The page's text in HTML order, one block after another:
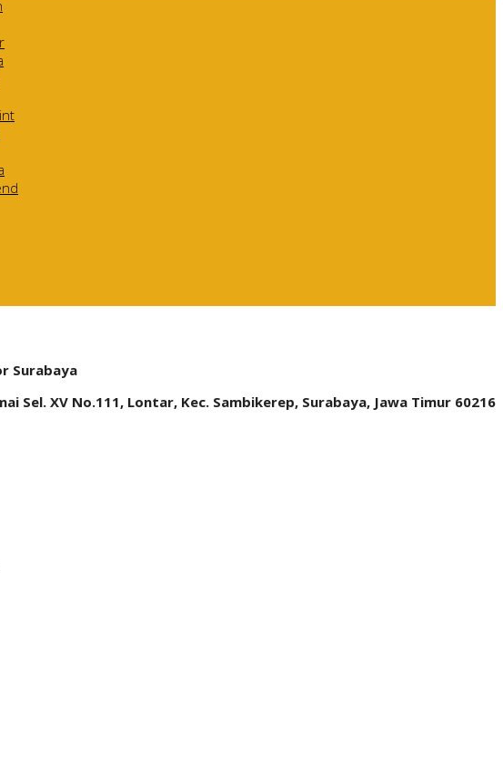
Surabaya
Sel. XV No.111, Lontar, Kec. Sambikerep, Surabaya, Jawa Timur 60216